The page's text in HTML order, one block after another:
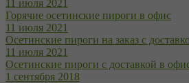
11 июля 2021
Горячие осетинские пироги в офис
11 июля 2021
Осетинские пироги на заказ с
11 июля 2021
Осетинские пироги с доставкой в
1 сентября 2018